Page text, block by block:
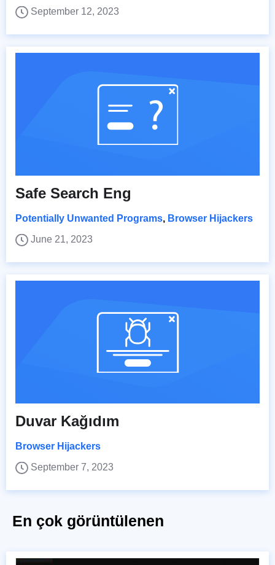
September 12, 2023
Safe Search Eng
Potentially Unwanted Programs, Browser Hijackers
June 21, 2023
Duvar Kağıdım
Browser Hijackers
September 7, 2023
En çok görüntülenen